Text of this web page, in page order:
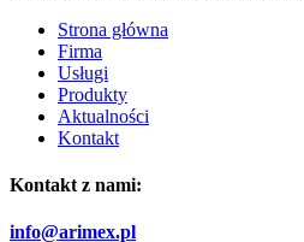
Strona główna
Firma
Usługi
Produkty
Aktualności
Kontakt
Kontakt z nami:
info@arimex.pl